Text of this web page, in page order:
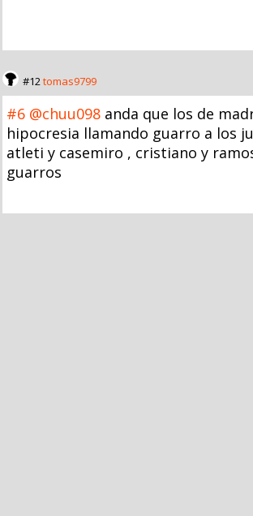
#12tomas9799
#6 @chuu098 anda que los de
hipocresia llamando guarro a los
atleti y casemiro , cristiano y
guarros